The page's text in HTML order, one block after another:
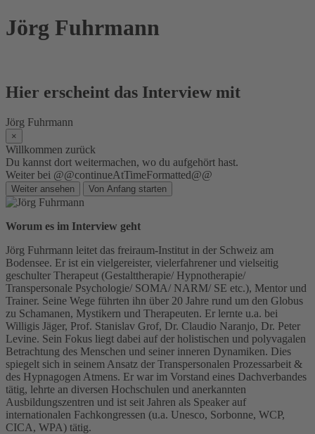
Skip
to
Jörg Fuhrmann
Hier erscheint das Interview mit
Jörg Fuhrmann
×
Willkommen zurück
Du kannst dort weitermachen, wo du aufgehört hast.
Weiter bei @@continueAtTimeFormatted@@
Weiter ansehen Von Anfang starten
Worum es im Interview geht
Jörg Fuhrmann leitet das freiraum-Institut in der Schweiz am
Bodensee. Er ist ein vielgereister, vielerfahrener und vielseitig
geschulter Therapeut (Gestalttherapie/ Hypnotherapie/
Transpersonale Psychologie/ SOMA/ NARM/ SE etc.), Mentor und
Trainer. Seine Wege führten ihn über 20 Jahre rund um den Globus
zu Schamanen, Mystikern und Therapeuten. Er lernte u.a. bei
Willigis Jäger, Prof. Stanislav Grof, Dr. Claudio Naranjo, Dr. Peter
Levine. Sein Fokus liegt dabei auf der holistischen und polyvagalen
Betrachtung des Menschen und seiner inneren Dynamiken. Dies
spiegelt sich in seinem Ansatz der Transpersonalen Prozessarbeit &
des Hypnagogen Atmens. Er war im Vorstand eines Dachverbandes
tätig, lehrte an diversen Hochschulen und anerkannten
Ausbildungszentren und ist seit Jahren als Speaker auf
internationalen Fachkongressen (u.a. Unesco, Sorbonne, WCP,
CICA, WPA) tätig.